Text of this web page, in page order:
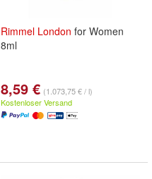
Rimmel London for Women
8ml
8,59 € (1.073,75 € / l)
Kostenloser Versand